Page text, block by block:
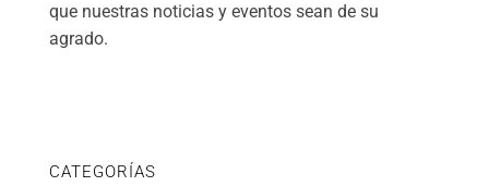
que nuestras noticias y eventos sean de su
agrado.
CATEGORÍAS